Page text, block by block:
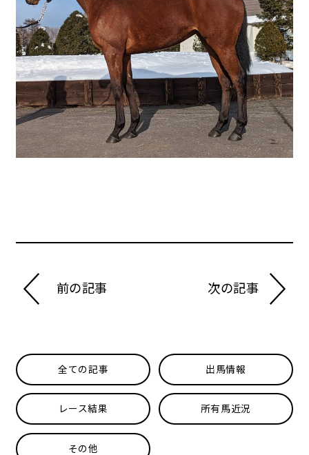
前の記事 次の記事
全ての記事 出馬情報
レース結果 所有馬近況
その他